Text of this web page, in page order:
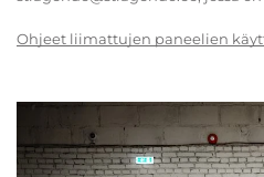
Ohjeet liimattujen paneelien